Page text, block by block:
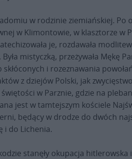
w rodzinie ziemiańskiej. Po
w Klimontowie, w klasztorze w
je, rozdawała
mistyczką, przeżywała Mękę
i rozeznawania
z dziejów Polski, jak
w Parznie, gdzie na
jest w tamtejszym kościele
będący w drodze do dwóch
i do Lichenia.
stanęły okupacja hitlerowska